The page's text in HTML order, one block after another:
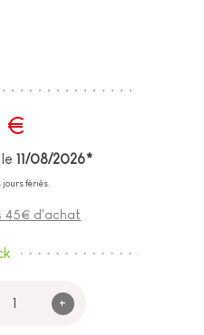
€
le11/08/2026*
jours fériés.
45€ d'achat
+